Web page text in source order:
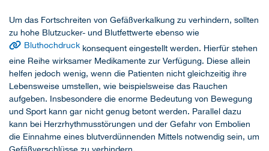
Um das Fortschreiten von Gefäßverkalkung zu verhindern, sollten
zu hohe Blutzucker- und Blutfettwerte ebenso wie
Bluthochdruck konsequent eingestellt werden. Hierfür stehen
eine Reihe wirksamer Medikamente zur Verfügung. Diese allein
helfen jedoch wenig, wenn die Patienten nicht gleichzeitig ihre
Lebensweise umstellen, wie beispielsweise das Rauchen
aufgeben. Insbesondere die enorme Bedeutung von Bewegung
und Sport kann gar nicht genug betont werden. Parallel dazu
kann bei Herzrhythmusstörungen und der Gefahr von Embolien
die Einnahme eines blutverdünnenden Mittels notwendig sein, um